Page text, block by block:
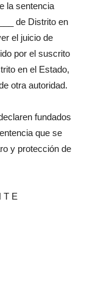
la sentencia
de Distrito en
el juicio de
por el suscrito
en el Estado,
otra autoridad.
fundados
que se
y protección de
T E